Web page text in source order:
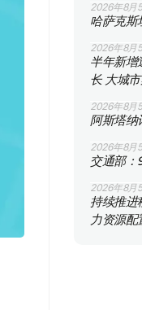
2026年8月
哈萨克斯
2026年8月
半年新增
长 大城
2026年8月
阿斯塔纳
2026年8月
交通部：
2026年8月
持续推进
力资源配